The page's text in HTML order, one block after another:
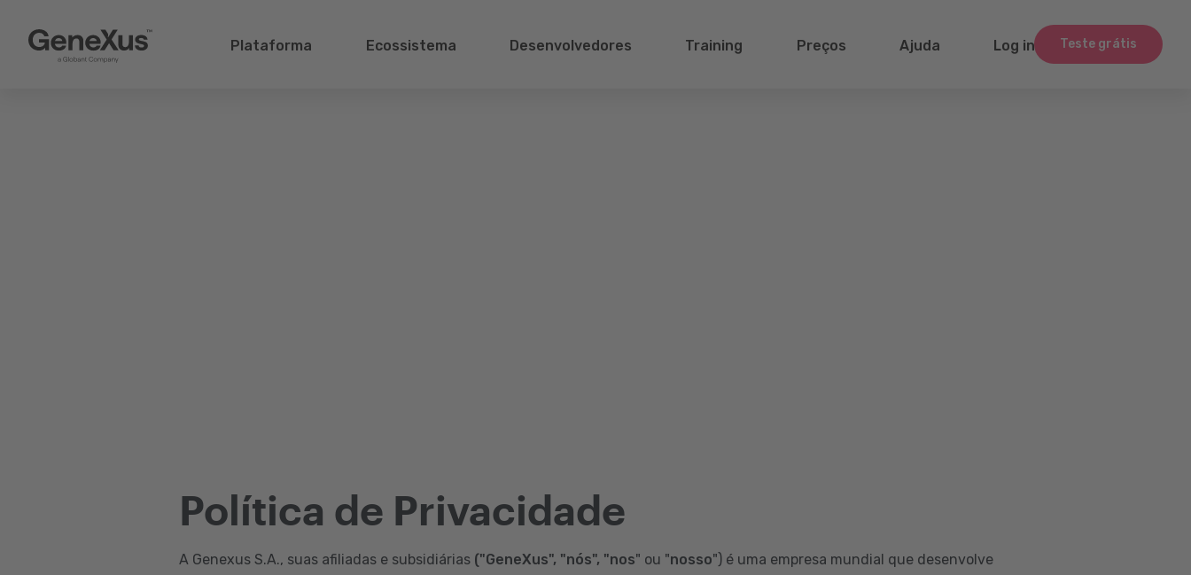
Teste grátis
Plataforma Ecossistema Desenvolvedores Training Preços Ajuda Log in
Política de Privacidade
A Genexus S.A., suas afiliadas e subsidiárias ("GeneXus", "nós", "nos" ou "nosso") é uma empresa mundial que desenvolve